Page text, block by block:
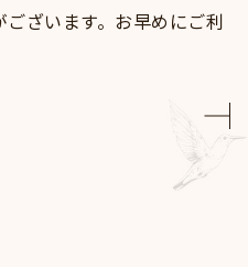
ざいます。お早めにご利